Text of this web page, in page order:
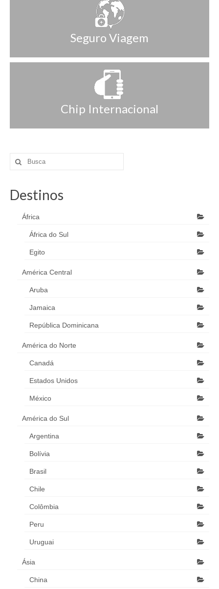
Seguro Viagem
Chip Internacional
Destinos
África
África do Sul
Egito
América Central
Aruba
Jamaica
República Dominicana
América do Norte
Canadá
Estados Unidos
México
América do Sul
Argentina
Bolívia
Brasil
Chile
Colômbia
Peru
Uruguai
Ásia
China